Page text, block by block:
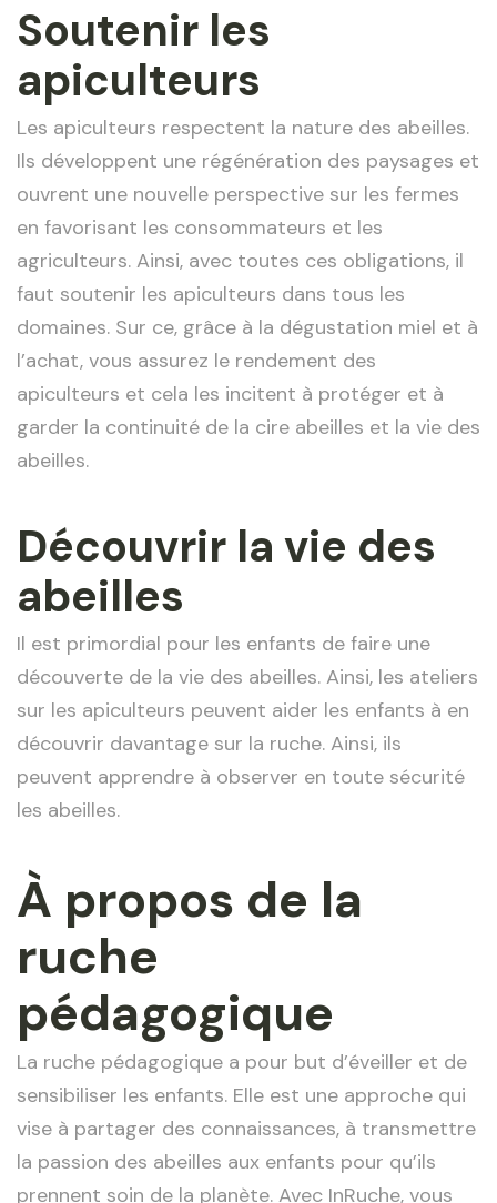
Soutenir les
apiculteurs
Les apiculteurs respectent la nature des abeilles.
Ils développent une régénération des paysages et
ouvrent une nouvelle perspective sur les fermes
en favorisant les consommateurs et les
agriculteurs. Ainsi, avec toutes ces obligations, il
faut soutenir les apiculteurs dans tous les
domaines. Sur ce, grâce à la dégustation miel et à
l’achat, vous assurez le rendement des
apiculteurs et cela les incitent à protéger et à
garder la continuité de la cire abeilles et la vie des
abeilles.
Découvrir la vie des
abeilles
Il est primordial pour les enfants de faire une
découverte de la vie des abeilles. Ainsi, les ateliers
sur les apiculteurs peuvent aider les enfants à en
découvrir davantage sur la ruche. Ainsi, ils
peuvent apprendre à observer en toute sécurité
les abeilles.
À propos de la
ruche
pédagogique
La ruche pédagogique a pour but d’éveiller et de
sensibiliser les enfants. Elle est une approche qui
vise à partager des connaissances, à transmettre
la passion des abeilles aux enfants pour qu’ils
prennent soin de la planète. Avec InRuche, vous